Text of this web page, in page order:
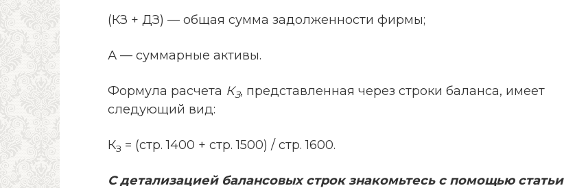
(КЗ + ДЗ) — общая сумма задолженности фирмы;
А — суммарные активы.
Формула расчета КЗ, представленная через строки баланса, имеет
следующий вид:
КЗ = (стр. 1400 + стр. 1500) / стр. 1600.
С детализацией балансовых строк знакомьтесь с помощью статьи